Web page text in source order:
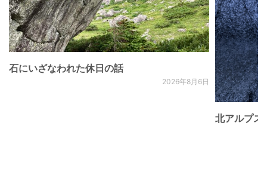
石にいざなわれた休日の話
2026年8月6日
北アルプ